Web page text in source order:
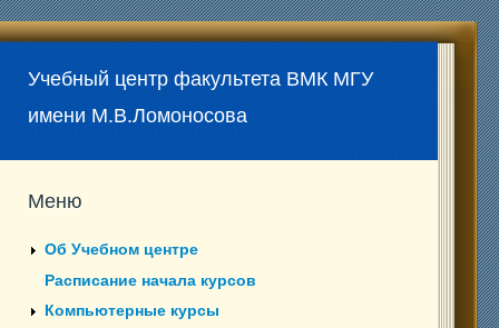
Учебный центр факультета ВМК МГУ
имени М.В.Ломоносова
Меню
Об Учебном центре
Расписание начала курсов
Компьютерные курсы